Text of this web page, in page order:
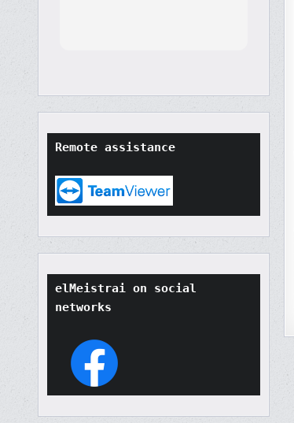
Remote assistance
elMeistrai on social
networks